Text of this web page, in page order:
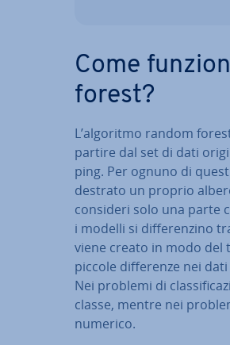
Come
forest?
L’algoritmo random
partire dal set di dati
ping. Per ognuno di
de­stra­to un proprio
consideri solo una parte
i modelli si dif­fe­ren­zi­no
viene creato in modo
piccole dif­fe­ren­ze nei
Nei problemi di
classe, mentre nei
numerico.